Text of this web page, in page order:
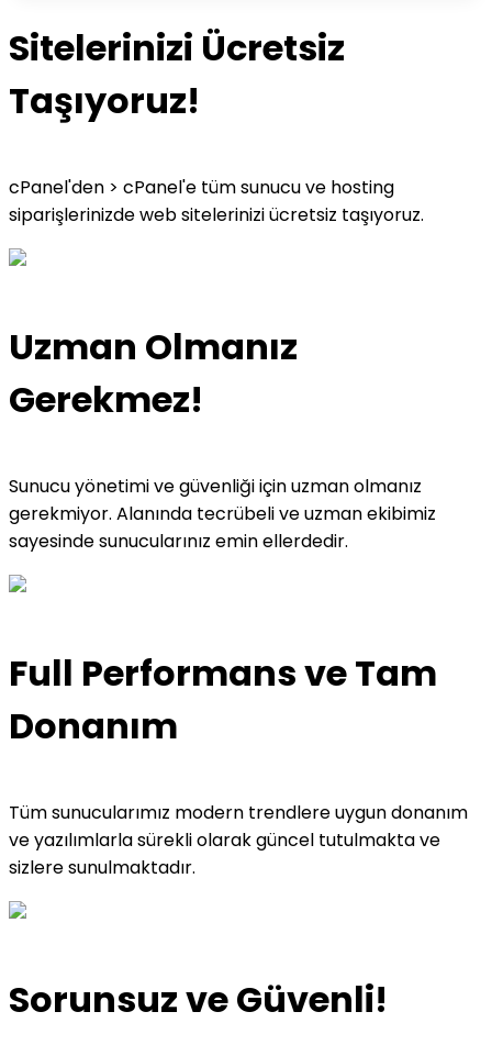
Sitelerinizi Ücretsiz
Taşıyoruz!
cPanel'den > cPanel'e tüm sunucu ve hosting
siparişlerinizde web sitelerinizi ücretsiz taşıyoruz.
Uzman Olmanız
Gerekmez!
Sunucu yönetimi ve güvenliği için uzman olmanız
gerekmiyor. Alanında tecrübeli ve uzman ekibimiz
sayesinde sunucularınız emin ellerdedir.
Full Performans ve Tam
Donanım
Tüm sunucularımız modern trendlere uygun donanım
ve yazılımlarla sürekli olarak güncel tutulmakta ve
sizlere sunulmaktadır.
Sorunsuz ve Güvenli!